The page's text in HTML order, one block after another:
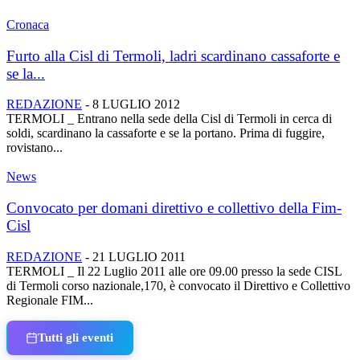
Cronaca
Furto alla Cisl di Termoli, ladri scardinano cassaforte e
se la...
REDAZIONE - 8 LUGLIO 2012
TERMOLI _ Entrano nella sede della Cisl di Termoli in cerca di
soldi, scardinano la cassaforte e se la portano. Prima di fuggire,
rovistano...
News
Convocato per domani direttivo e collettivo della Fim-
Cisl
REDAZIONE - 21 LUGLIO 2011
TERMOLI _ Il 22 Luglio 2011 alle ore 09.00 presso la sede CISL
di Termoli corso nazionale,170, è convocato il Direttivo e Collettivo
Regionale FIM...
Tutti gli eventi